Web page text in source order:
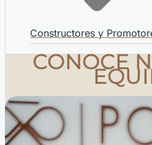
Constructores y
CONOCE